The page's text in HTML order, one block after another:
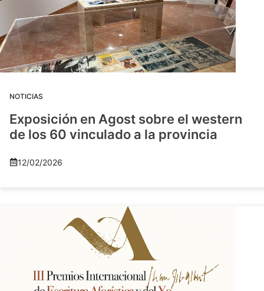
NOTICIAS
Exposición en Agost sobre el western
de los 60 vinculado a la provincia
12/02/2026